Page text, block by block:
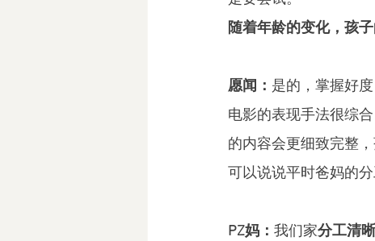
随着年龄的变化，孩
愿闻： 是的，掌握好
电影的表现手法很综
的内容会更细致完整
可以说说平时爸妈的分
PZ妈： 我们家分工清